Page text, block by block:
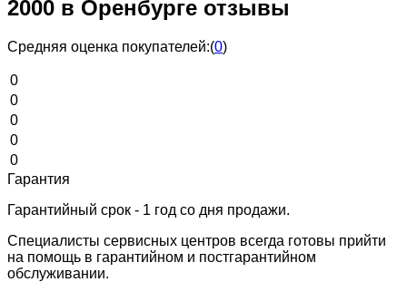
2000 в Оренбурге отзывы
Средняя оценка покупателей:(0)
0
0
0
0
0
Гарантия
Гарантийный срок - 1 год со дня продажи.
Специалисты сервисных центров всегда готовы прийти
на помощь в гарантийном и постгарантийном
обслуживании.